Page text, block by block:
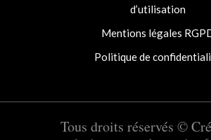
d’utilisation
Mentions légales
Politique de
Tous droits réservés ©